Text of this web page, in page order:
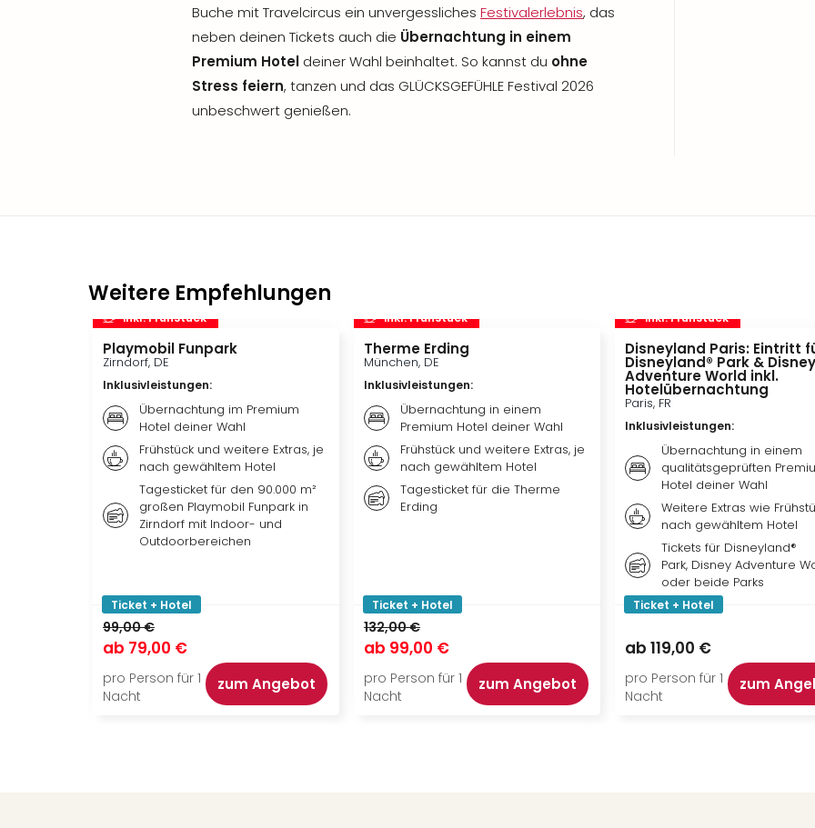
Buche mit Travelcircus ein unvergessliches Festivalerlebnis, das
neben deinen Tickets auch die Übernachtung in einem
Premium Hotel deiner Wahl beinhaltet. So kannst du ohne
Stress feiern, tanzen und das GLÜCKSGEFÜHLE Festival 2026
unbeschwert genießen.
Weitere Empfehlungen
inkl. Frühstück
Playmobil Funpark
Zirndorf, DE
Inklusivleistungen:
Übernachtung im Premium
Hotel deiner Wahl
Frühstück und weitere Extras, je
nach gewähltem Hotel
Tagesticket für den 90.000 m²
großen Playmobil Funpark in
Zirndorf mit Indoor- und
Outdoorbereichen
Ticket + Hotel
99,00 €
ab 79,00 €
pro Person für 1
Nacht
zum Angebot
inkl. Frühstück
Therme Erding
München, DE
Inklusivleistungen:
Übernachtung in einem
Premium Hotel deiner Wahl
Frühstück und weitere Extras, je
nach gewähltem Hotel
Tagesticket für die Therme
Erding
Ticket + Hotel
132,00 €
ab 99,00 €
pro Person für 1
Nacht
zum Angebot
inkl. Frühstück
Disneyland Paris: Eintritt
Disneyland® Park & Disney
Adventure World inkl.
Hotelübernachtung
Paris, FR
Inklusivleistungen:
Übernachtung in einem
qualitätsgeprüften
Hotel deiner Wahl
Weitere Extras wie
nach gewähltem Hotel
Tickets für Disneyland®
Park, Disney Adventure
oder beide Parks
Ticket + Hotel
ab 119,00 €
pro Person für 1
Nacht
zum